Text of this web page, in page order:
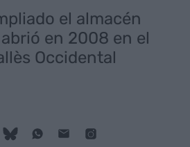
el almacén
en 2008 en el
Occidental